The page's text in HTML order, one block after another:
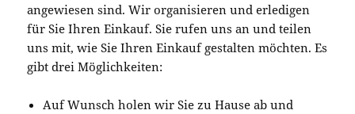
angewiesen sind. Wir organisieren und erledigen
für Sie Ihren Einkauf. Sie rufen uns an und teilen
uns mit, wie Sie Ihren Einkauf gestalten möchten. Es
gibt drei Möglichkeiten:
Auf Wunsch holen wir Sie zu Hause ab und